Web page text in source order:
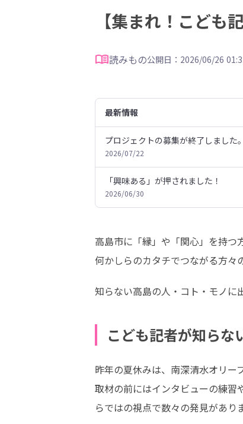
【集まれ！こども
読みもの公開日：2026/06/26
最新情報
プロジェクトの募集が終了しました。
2026/07/22
「興味ある」が押されました！
2026/06/30
高島市に「縁」や「関心」を持つ
何かしらのカタチでつながる方々
知らない高島の人・コト・モノに
こども記者が知らな
昨年の夏休みは、南深清水オリー
取材の前にはインタビューの練習
らではの視点で数々の発見があり